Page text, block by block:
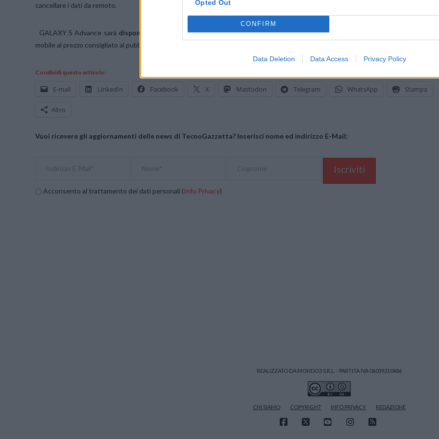
Opted Out
CONFIRM
Data Deletion Data Access Privacy Policy
cancellare i dati da remoto.
GALAXY S Advance sarà disponibile da fine marzopresso le principali insegne di elettronica di consumo e operatori di
mobile al prezzo consigliato al pubblico di
Condividi questo articolo:
E-mail LinkedIn Facebook X Mastodon Telegram WhatsApp Stampa
Altro
Vuoi ricevere gli aggiornamenti delle news di TecnoGazzetta? Inserisci nome ed indirizzo E-Mail:
Acconsento al trattamento dei dati personali (Info Privacy)
REALIZZATO DA MONDO3 S.R.L. - PARTITA IVA 06039210486
CHI SIAMO COPYRIGHT INFO PRIVACY REDAZIONE